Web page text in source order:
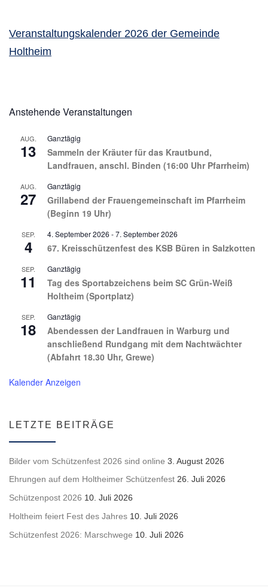
Veranstaltungskalender 2026 der Gemeinde
Holtheim
Anstehende Veranstaltungen
AUG.
13
Ganztägig
Sammeln der Kräuter für das Krautbund,
Landfrauen, anschl. Binden (16:00 Uhr Pfarrheim)
AUG.
27
Ganztägig
Grillabend der Frauengemeinschaft im Pfarrheim
(Beginn 19 Uhr)
SEP.
4
4. September 2026 -7. September 2026
67. Kreisschützenfest des KSB Büren in Salzkotten
SEP.
11
Ganztägig
Tag des Sportabzeichens beim SC Grün-Weiß
Holtheim (Sportplatz)
SEP.
18
Ganztägig
Abendessen der Landfrauen in Warburg und
anschließend Rundgang mit dem Nachtwächter
(Abfahrt 18.30 Uhr, Grewe)
Kalender Anzeigen
LETZTE BEITRÄGE
Bilder vom Schützenfest 2026 sind online 3. August 2026
Ehrungen auf dem Holtheimer Schützenfest 26. Juli 2026
Schützenpost 2026 10. Juli 2026
Holtheim feiert Fest des Jahres 10. Juli 2026
Schützenfest 2026: Marschwege 10. Juli 2026